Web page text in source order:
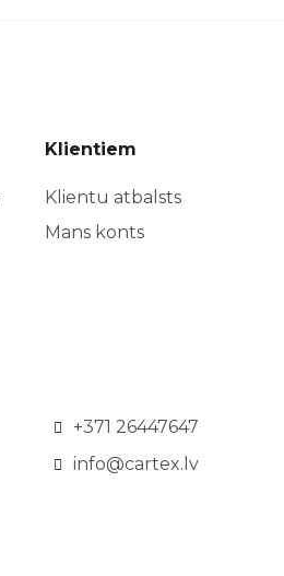
Klientiem
Klientu atbalsts
Mans konts
+371 26447647
info@cartex.lv